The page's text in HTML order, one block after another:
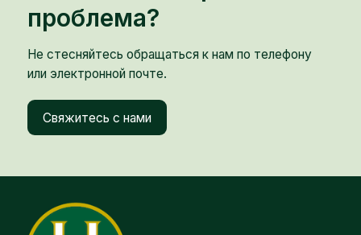
проблема?
Не стесняйтесь обращаться к нам по телефону
или электронной почте.
Свяжитесь с нами